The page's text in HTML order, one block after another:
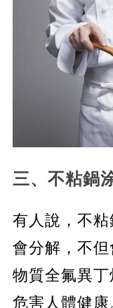
三、不粘鍋
有人說，不
會分解，不
物質全氟異丁
危害人體健康